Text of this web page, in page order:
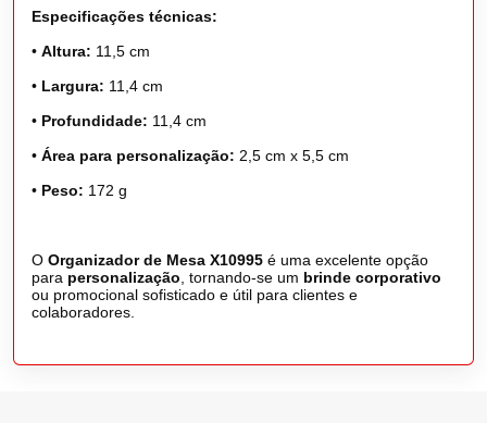
Especificações técnicas:
• Altura: 11,5 cm
• Largura: 11,4 cm
• Profundidade: 11,4 cm
• Área para personalização: 2,5 cm x 5,5 cm
• Peso: 172 g
O Organizador de Mesa X10995 é uma excelente opção
para personalização , tornando-se um brinde corporativo
ou promocional sofisticado e útil para clientes e
colaboradores.